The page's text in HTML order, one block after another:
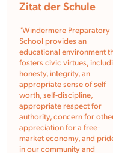
Zitat der Schule
"Windermere Preparatory
School provides an
educational environment
fosters civic virtues,
honesty, integrity, an
appropriate sense of self
worth, self-discipline,
appropriate respect for
authority, concern for
appreciation for a free-
market economy, and
in our community and